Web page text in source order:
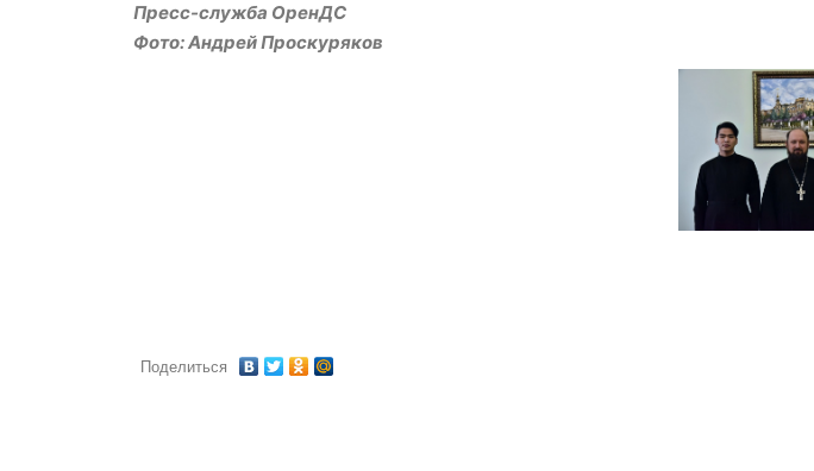
Пресс-служба ОренДС
Фото: Андрей Проскуряков
Поделиться